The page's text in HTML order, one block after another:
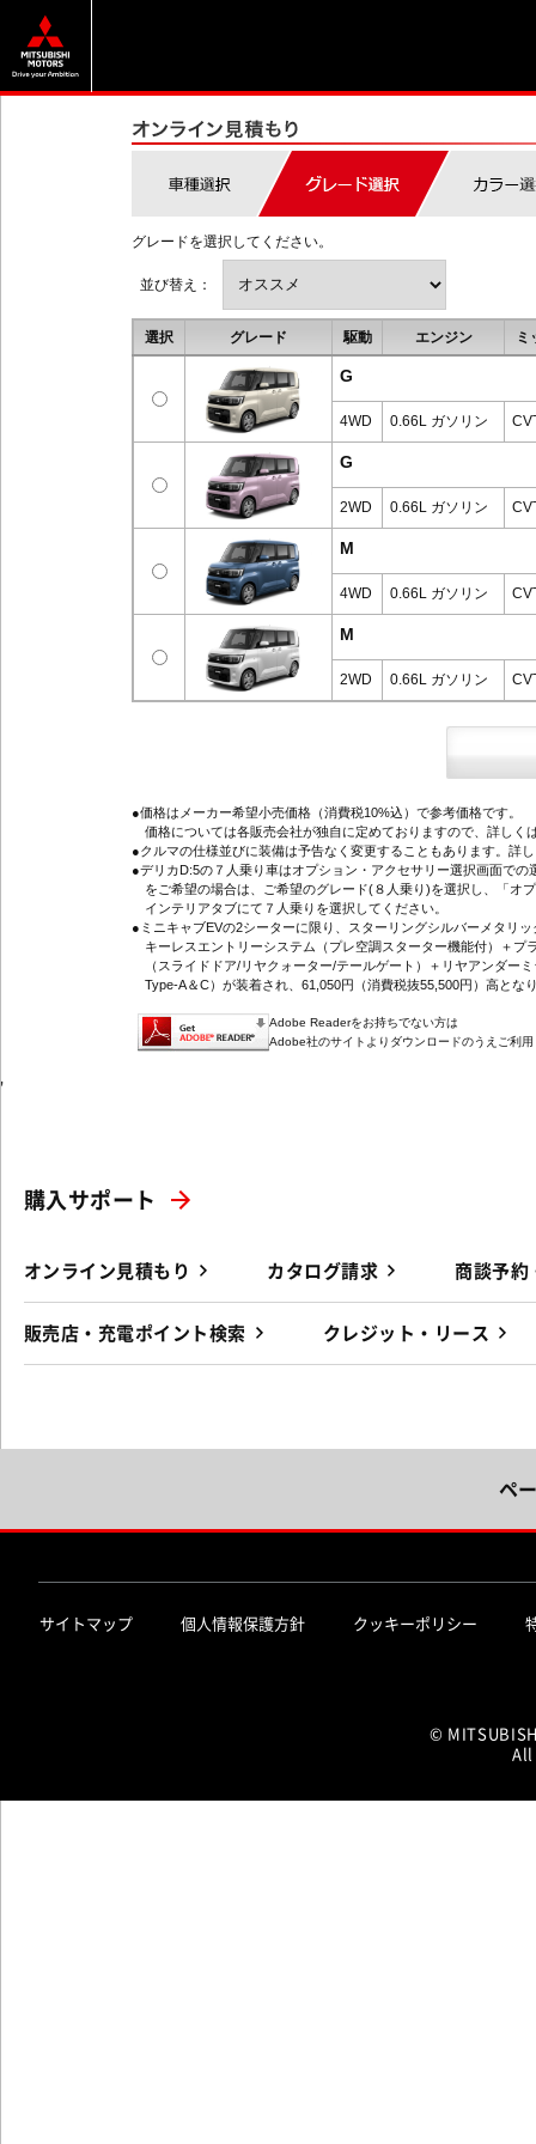
グレードを選択してください。
並び替え：
選択 グレード 駆動 エンジン ミ
G
4WD 0.66L ガソリン
G
2WD 0.66L ガソリン
M
4WD 0.66L ガソリン
M
2WD 0.66L ガソリン
●価格はメーカー希望小売価格（消費税10%込）で参考価格です。
価格については各販売会社が独自に定めておりますので、詳しく
●クルマの仕様並びに装備は予告なく変更することもあります。詳
●デリカD:5の７人乗り車はオプション・アクセサリー選択画面での
をご希望の場合は、ご希望のグレード(８人乗り)を選択し、「オ
インテリアタブにて７人乗りを選択してください。
●ミニキャブEVの2シーターに限り、スターリングシルバーメタリ
キーレスエントリーシステム（プレ空調スターター機能付）＋プ
（スライドドア/リヤクォーター/テールゲート）＋リヤアンダー
Type-A＆C）が装着され、61,050円（消費税抜55,500円）高とな
Adobe Readerをお持ちでない方は
Adobe社のサイトよりダウンロードのうえご利
'
購入サポート
オンライン見積もり カタログ請求 商談予約
販売店・充電ポイント検索 クレジット・リース
ペ
サイトマップ 個人情報保護方針 クッキーポリシー
©
All